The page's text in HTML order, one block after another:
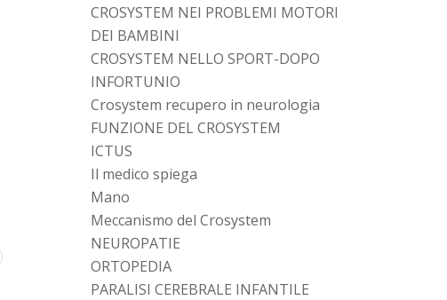
CROSYSTEM NEI PROBLEMI MOTORI
DEI BAMBINI
CROSYSTEM NELLO SPORT-DOPO
INFORTUNIO
Crosystem recupero in neurologia
FUNZIONE DEL CROSYSTEM
ICTUS
Il medico spiega
Mano
Meccanismo del Crosystem
NEUROPATIE
ORTOPEDIA
PARALISI CEREBRALE INFANTILE